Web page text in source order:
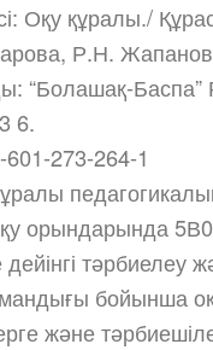
Оқу құралы./
Р.Н.
“Болашақ-
6.
273-264-1
орындарында
тәрбиелеу
бойынша
және